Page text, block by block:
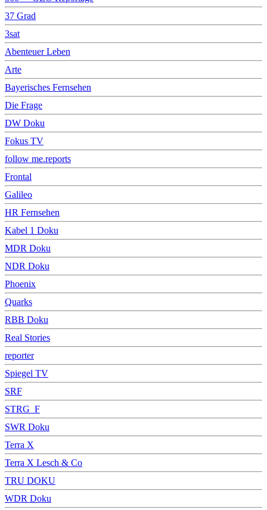
37 Grad
3sat
Abenteuer Leben
Arte
Bayerisches Fernsehen
Die Frage
DW Doku
Fokus TV
follow me.reports
Frontal
Galileo
HR Fernsehen
Kabel 1 Doku
MDR Doku
NDR Doku
Phoenix
Quarks
RBB Doku
Real Stories
reporter
Spiegel TV
SRF
STRG_F
SWR Doku
Terra X
Terra X Lesch & Co
TRU DOKU
WDR Doku